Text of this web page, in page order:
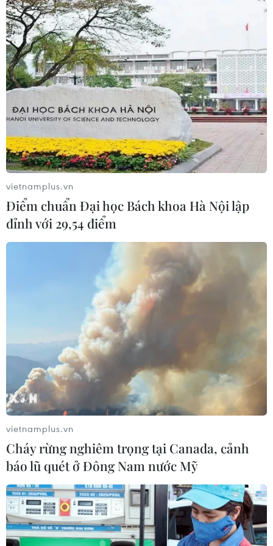
Siết chặt kiểm soát hoạt động kinh doanh
thực phẩm trên mạng
27/12/2022 22:49
Trong 10 tháng năm 2022, lực lượng Quản lý thị trường
đã kiểm tra 4.331 vụ, xử lý 3.321 vụ việc vi phạm về an
toàn thực phẩm, xử phạt vi phạm hành chính hơn 12,63
tỷ đồng.
vietnamplus.vn
Điểm chuẩn Đại học Bách khoa Hà Nội lập
đỉnh với 29,54 điểm
vietnamplus.vn
Cháy rừng nghiêm trọng tại Canada, cảnh
báo lũ quét ở Đông Nam nước Mỹ